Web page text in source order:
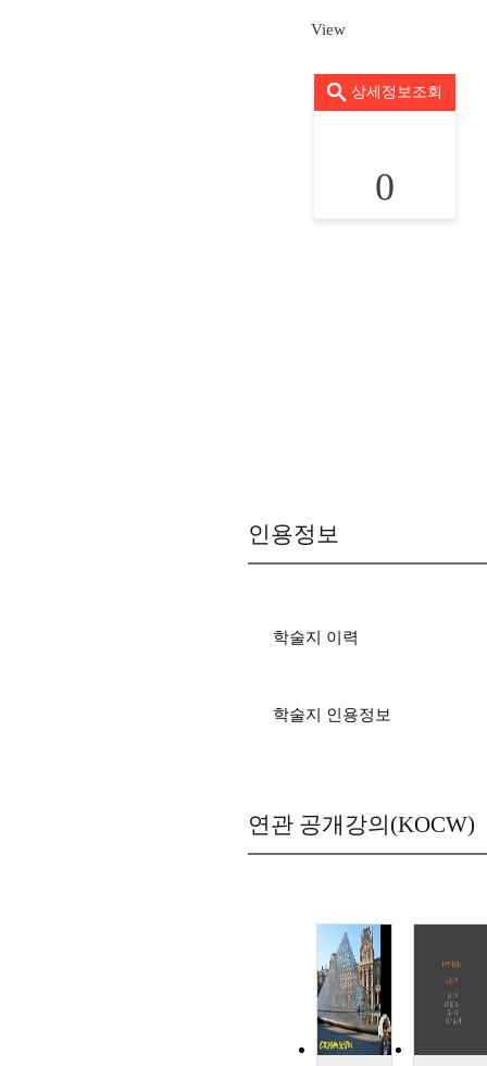
View
상세정보조회
0
인용정보
학술지 이력
학술지 인용정보
연관 공개강의(KOCW)